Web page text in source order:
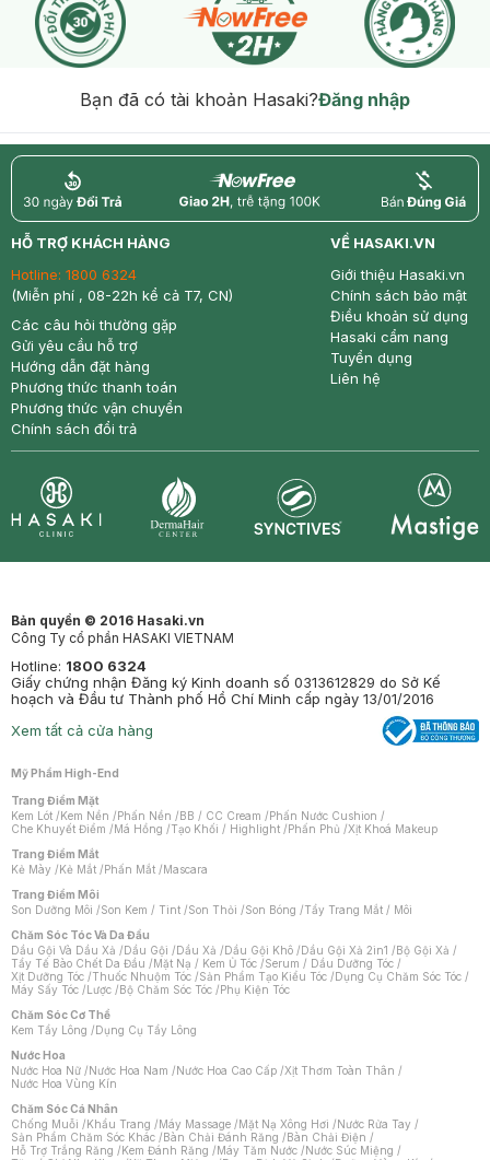
Bạn đã có tài khoản Hasaki?Đăng nhập
return nowfree price
HỖ TRỢ KHÁCH HÀNG
Hotline: 1800 6324
(Miễn phí , 08-22h kể cả T7, CN)
Các câu hỏi thường gặp
Gửi yêu cầu hỗ trợ
Hướng dẫn đặt hàng
Phương thức thanh toán
Phương thức vận chuyển
Chính sách đổi trả
VỀ HASAKI.VN
Giới thiệu Hasaki.vn
Chính sách bảo mật
Điều khoản sử dụng
Hasaki cẩm nang
Tuyển dụng
Liên hệ
Bản quyền © 2016 Hasaki.vn
Công Ty cổ phần HASAKI VIETNAM
Hotline: 1800 6324
Giấy chứng nhận Đăng ký Kinh doanh số 0313612829 do Sở Kế
hoạch và Đầu tư Thành phố Hồ Chí Minh cấp ngày 13/01/2016
Xem tất cả cửa hàng
Mỹ Phẩm High-End
Trang Điểm Mặt
Kem Lót /Kem Nền /Phấn Nền /BB / CC Cream /Phấn Nước Cushion /
Che Khuyết Điểm /Má Hồng /Tạo Khối / Highlight /Phấn Phủ /Xịt Khoá Makeup
Trang Điểm Mắt
Kẻ Mày /Kẻ Mắt /Phấn Mắt /Mascara
Trang Điểm Môi
Son Dưỡng Môi /Son Kem / Tint /Son Thỏi /Son Bóng /Tẩy Trang Mắt / Môi
Chăm Sóc Tóc Và Da Đầu
Dầu Gội Và Dầu Xả /Dầu Gội /Dầu Xả /Dầu Gội Khô /Dầu Gội Xả 2in1 /Bộ Gội Xả /
Tẩy Tế Bào Chết Da Đầu /Mặt Nạ / Kem Ủ Tóc /Serum / Dầu Dưỡng Tóc /
Xịt Dưỡng Tóc /Thuốc Nhuộm Tóc /Sản Phẩm Tạo Kiểu Tóc /Dụng Cụ Chăm Sóc Tóc /
Máy Sấy Tóc /Lược /Bộ Chăm Sóc Tóc /Phụ Kiện Tóc
Chăm Sóc Cơ Thể
Kem Tẩy Lông /Dụng Cụ Tẩy Lông
Nước Hoa
Nước Hoa Nữ /Nước Hoa Nam /Nước Hoa Cao Cấp /Xịt Thơm Toàn Thân /
Nước Hoa Vùng Kín
Chăm Sóc Cá Nhân
Chống Muỗi /Khẩu Trang /Máy Massage /Mặt Nạ Xông Hơi /Nước Rửa Tay /
Sản Phẩm Chăm Sóc Khác /Bàn Chải Đánh Răng /Bàn Chải Điện /
Hỗ Trợ Trắng Răng /Kem Đánh Răng /Máy Tăm Nước /Nước Súc Miệng /